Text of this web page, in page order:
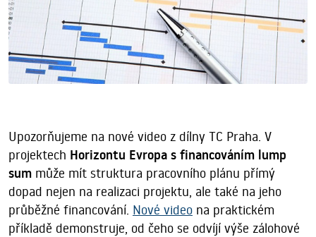
Upozorňujeme na nové video z dílny TC Praha. V
projektech Horizontu Evropa s financováním lump
sum může mít struktura pracovního plánu přímý
dopad nejen na realizaci projektu, ale také na jeho
průběžné financování. Nové video na praktickém
příkladě demonstruje, od čeho se odvíjí výše zálohové